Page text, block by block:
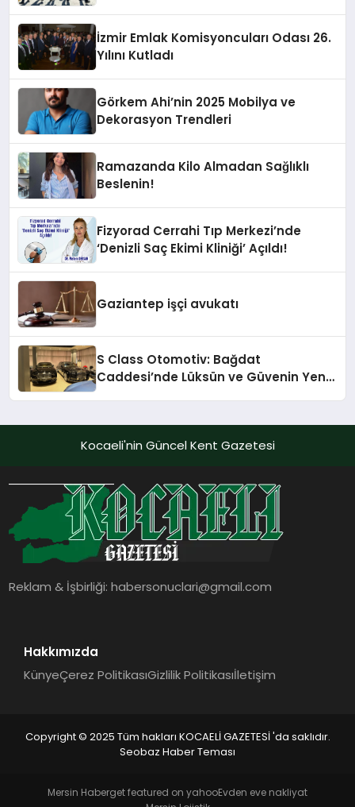
İzmir Emlak Komisyoncuları Odası 26.
Yılını Kutladı
Görkem Ahi’nin 2025 Mobilya ve
Dekorasyon Trendleri
Ramazanda Kilo Almadan Sağlıklı
Beslenin!
Fizyorad Cerrahi Tıp Merkezi’nde
‘Denizli Saç Ekimi Kliniği’ Açıldı!
Gaziantep işçi avukatı
S Class Otomotiv: Bağdat
Caddesi’nde Lüksün ve Güvenin Yeni
Kocaeli'nin Güncel Kent Gazetesi
Reklam & İşbirliği:habersonuclari@gmail.com
Hakkımızda
KünyeÇerez PolitikasıGizlilik Politikasıİletişim
Copyright © 2025 Tüm hakları KOCAELİ GAZETESİ 'da saklıdır.
Seobaz Haber Teması
Mersin Haberget featured on yahooEvden eve nakliyat